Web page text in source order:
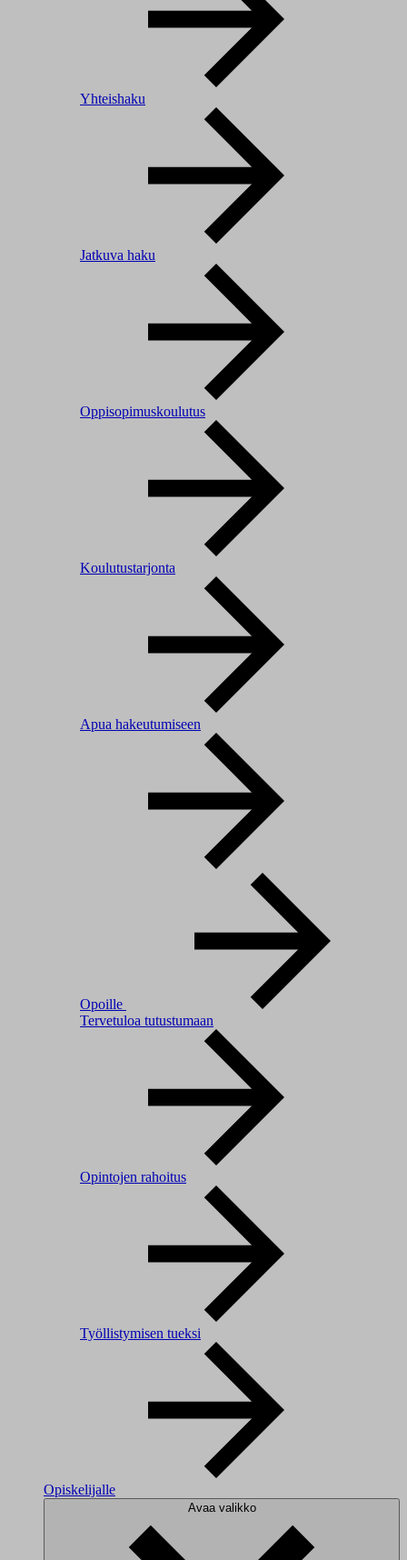
Yhteishaku
Jatkuva haku
Oppisopimuskoulutus
Koulutustarjonta
Apua hakeutumiseen
Opoille
Tervetuloa tutustumaan
Opintojen rahoitus
Työllistymisen tueksi
Opiskelijalle
Avaa valikko